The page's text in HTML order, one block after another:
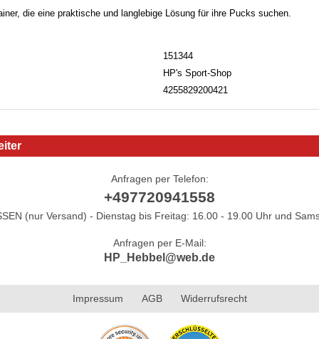
die eine praktische und langlebige Lösung für ihre Pucks suchen.
151344
HP's Sport-Shop
4255829200421
Anfragen per Telefon:
+497720941558
(nur Versand) - Dienstag bis Freitag: 16.00 - 19.00 Uhr und
Anfragen per E-Mail:
HP_Hebbel@web.de
Impressum AGB Widerrufsrecht